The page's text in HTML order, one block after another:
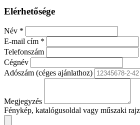
Elérhetősége
Név *
E-mail cím *
Telefonszám
Cégnév
Adószám (céges ajánlathoz)
Megjegyzés
Fénykép, katalógusoldal vagy műszaki rajz